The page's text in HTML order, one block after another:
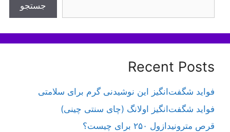
جستجو
Recent Posts
فواید شگفت‌انگیز این نوشیدنی گرم برای سلامتی
فواید شگفت‌انگیز اولانگ (چای سنتی چینی)
قرص مترونیدازول ۲۵۰ برای چیست؟